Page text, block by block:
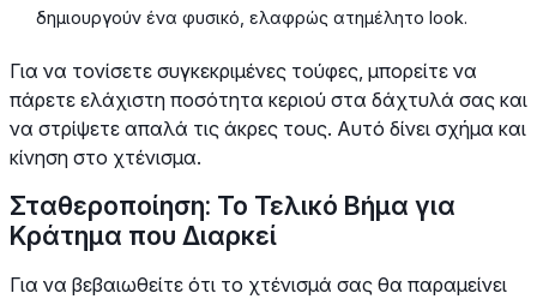
δημιουργούν ένα φυσικό, ελαφρώς ατημέλητο look.
Για να τονίσετε συγκεκριμένες τούφες, μπορείτε να
πάρετε ελάχιστη ποσότητα κεριού στα δάχτυλά σας και
να στρίψετε απαλά τις άκρες τους. Αυτό δίνει σχήμα και
κίνηση στο χτένισμα.
Σταθεροποίηση: Το Τελικό Βήμα για
Κράτημα που Διαρκεί
Για να βεβαιωθείτε ότι το χτένισμά σας θα παραμείνει